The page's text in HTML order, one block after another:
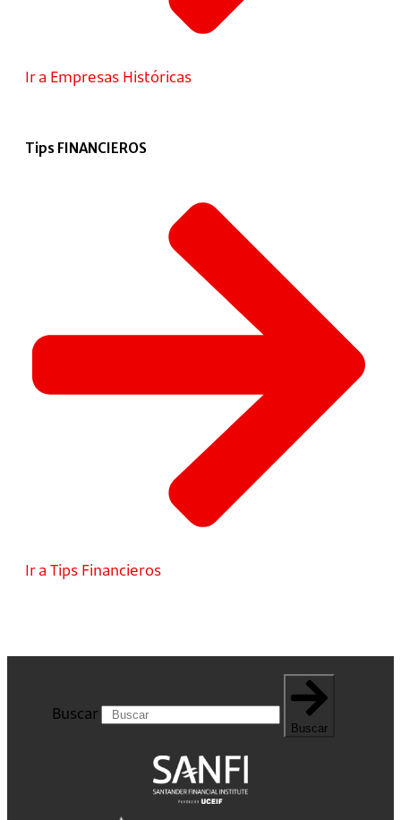
Ir a Empresas Históricas
Tips FINANCIEROS
Ir a Tips Financieros
Buscar
Buscar